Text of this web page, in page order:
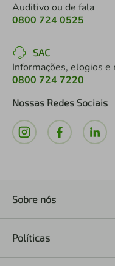
Auditivo ou de fala
0800 724 0525
SAC
Informações, elogios e
0800 724 7220
Nossas Redes Sociais
Sobre nós
Políticas